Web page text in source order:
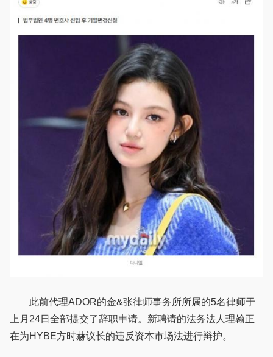
此前代理ADOR的金&张律师事务所所属的5名律师于
上月24日全部提交了辞职申请。新聘请的法务法人理翰正
在为HYBE方时赫议长的违反资本市场法进行辩护。